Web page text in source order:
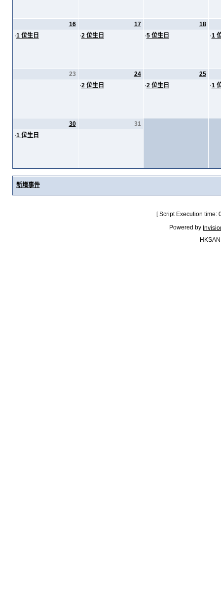
16
·1 位生日
17
·2 位生日
18
·5 位生日 ·1
23
24
·2 位生日
25
·2 位生日 ·1
30
·1 位生日
31
新增事件
[ Script Execution
Powered by